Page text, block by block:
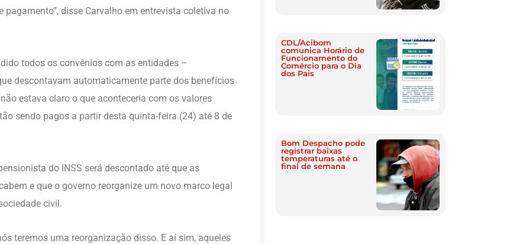
disse Carvalho em entrevista coletiva no
todos os convênios com as entidades –
descontavam automaticamente parte dos benefícios
estava claro o que aconteceria com os valores
sendo pagos a partir desta quinta-feira (24) até 8 de
do INSS será descontado até que as
e que o governo reorganize um novo marco legal
civil.
teremos uma reorganização disso. E aí sim, aqueles
CDL/Acibom
comunica Horário de
Funcionamento do
Comércio para o Dia
dos Pais
Bom Despacho pode
registrar baixas
temperaturas até o
final de semana